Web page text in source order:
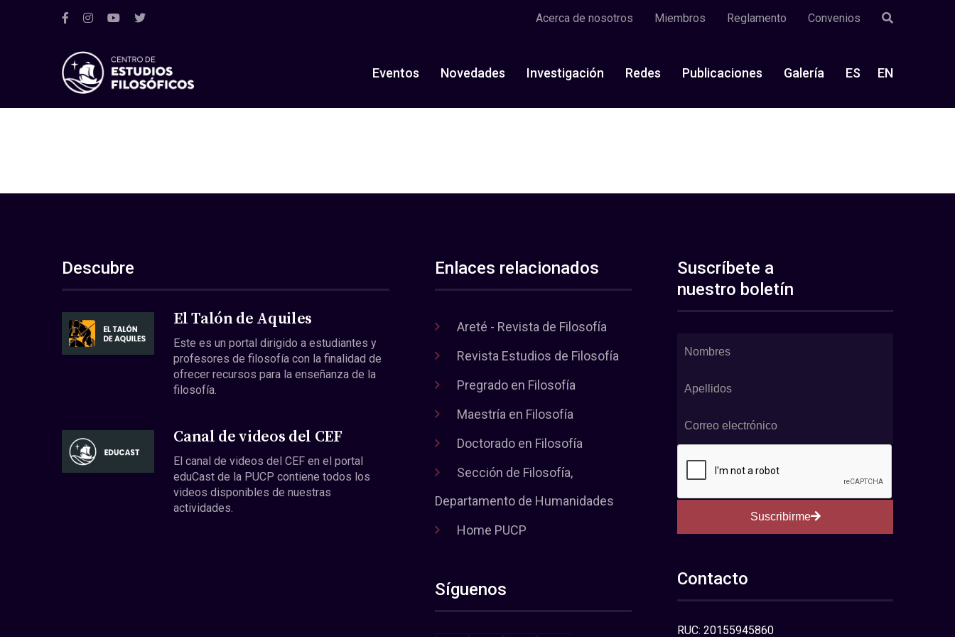
Acerca de nosotros Miembros Reglamento Convenios
Eventos Novedades Investigación Redes Publicaciones Galería ES EN
Descubre
El Talón de Aquiles
Este es un portal dirigido a estudiantes y
profesores de filosofía con la finalidad de
ofrecer recursos para la enseñanza de la
filosofía.
Canal de videos del CEF
El canal de videos del CEF en el portal
eduCast de la PUCP contiene todos los
videos disponibles de nuestras
actividades.
Enlaces relacionados
Areté - Revista de Filosofía
Revista Estudios de Filosofía
Pregrado en Filosofía
Maestría en Filosofía
Doctorado en Filosofía
Sección de Filosofía,
Departamento de Humanidades
Home PUCP
Síguenos
Suscríbete a
nuestro boletín
Suscribirme
Contacto
RUC: 20155945860